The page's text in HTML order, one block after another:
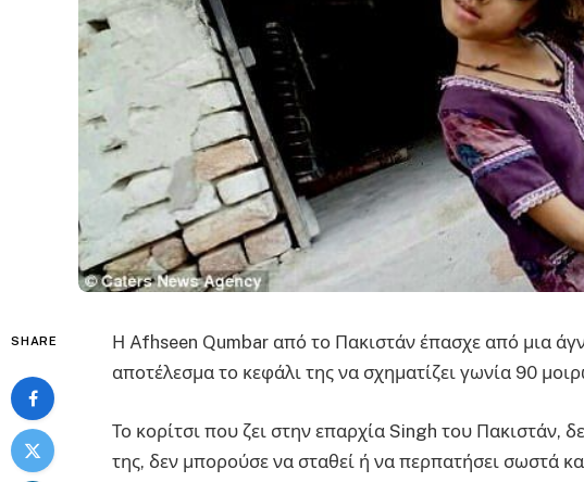
SHARE
Η Afhseen Qumbar από το Πακιστάν έπασχε από μια
αποτέλεσμα το κεφάλι της να σχηματίζει γωνία 90
Το κορίτσι που ζει στην επαρχία Singh του Πακιστάν,
της, δεν μπορούσε να σταθεί ή να περπατήσει σωστά